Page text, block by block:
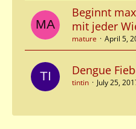
Beginnt
mit jeder
mature April 5,
Dengue
tintin July 25,